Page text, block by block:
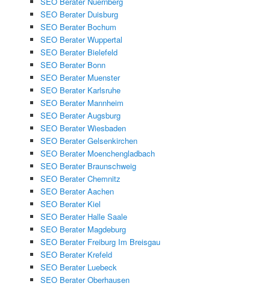
SEO Berater Duisburg
SEO Berater Bochum
SEO Berater Wuppertal
SEO Berater Bielefeld
SEO Berater Bonn
SEO Berater Muenster
SEO Berater Karlsruhe
SEO Berater Mannheim
SEO Berater Augsburg
SEO Berater Wiesbaden
SEO Berater Gelsenkirchen
SEO Berater Moenchengladbach
SEO Berater Braunschweig
SEO Berater Chemnitz
SEO Berater Aachen
SEO Berater Kiel
SEO Berater Halle Saale
SEO Berater Magdeburg
SEO Berater Freiburg Im Breisgau
SEO Berater Krefeld
SEO Berater Luebeck
SEO Berater Oberhausen